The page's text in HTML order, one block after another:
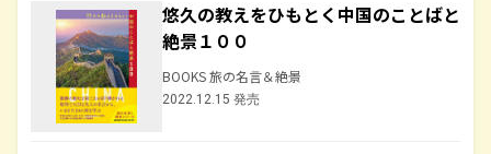
悠久の教えをひもとく中国のことばと
絶景１００
BOOKS 旅の名言＆絶景
2022.12.15 発売